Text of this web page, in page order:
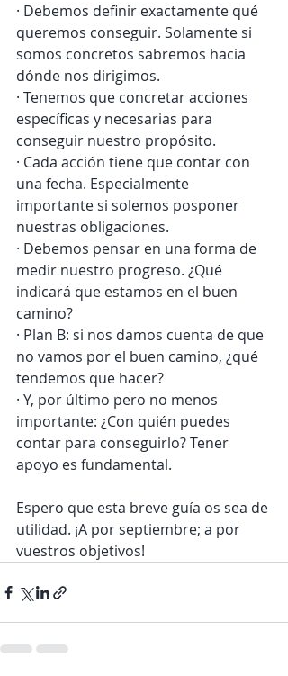
· Debemos definir exactamente qué
queremos conseguir. Solamente si
somos concretos sabremos hacia
dónde nos dirigimos.
· Tenemos que concretar acciones
específicas y necesarias para
conseguir nuestro propósito.
· Cada acción tiene que contar con
una fecha. Especialmente
importante si solemos posponer
nuestras obligaciones.
· Debemos pensar en una forma de
medir nuestro progreso. ¿Qué
indicará que estamos en el buen
camino?
· Plan B: si nos damos cuenta de que
no vamos por el buen camino, ¿qué
tendemos que hacer?
· Y, por último pero no menos
importante: ¿Con quién puedes
contar para conseguirlo? Tener
apoyo es fundamental.
Espero que esta breve guía os sea de
utilidad. ¡A por septiembre; a por
vuestros objetivos!